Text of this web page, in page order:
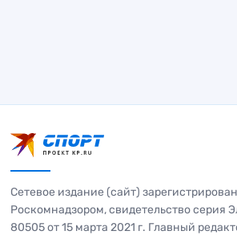
Сетевое издание (сайт)
Роскомнадзором, свидетельство серия
80505 от 15 марта 2021 г. Главный